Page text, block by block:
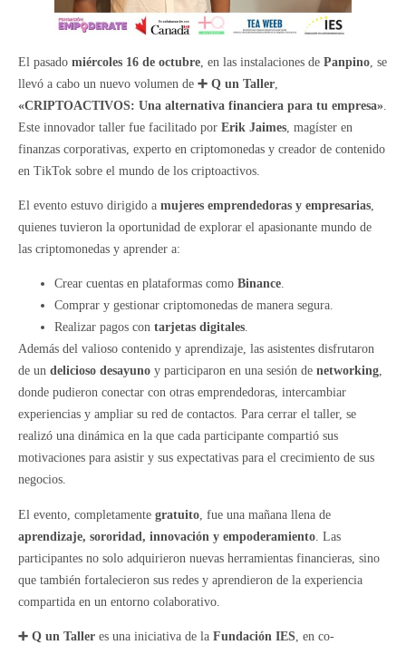
El pasado miércoles 16 de octubre , en las instalaciones de Panpino , se
llevó a cabo un nuevo volumen de ➕ Q un Taller
«CRIPTOACTIVOS: Una alternativa financiera para tu empresa»
Este innovador taller fue facilitado por Erik Jaimes , magíster en
finanzas corporativas, experto en criptomonedas y creador de contenido
en TikTok sobre el mundo de los criptoactivos.
El evento estuvo dirigido a mujeres emprendedoras y empresarias
quienes tuvieron la oportunidad de explorar el apasionante mundo de
las criptomonedas y aprender a:
Crear cuentas en plataformas como Binance.
Comprar y gestionar criptomonedas de manera segura.
Realizar pagos con tarjetas digitales.
Además del valioso contenido y aprendizaje, las asistentes disfrutaron
de un delicioso desayuno y participaron en una sesión de networking,
donde pudieron conectar con otras emprendedoras, intercambiar
experiencias y ampliar su red de contactos. Para cerrar el taller, se
realizó una dinámica en la que cada participante compartió sus
motivaciones para asistir y sus expectativas para el crecimiento de sus
negocios.
El evento, completamente gratuito , fue una mañana llena de
aprendizaje, sororidad, innovación y empoderamiento . Las
participantes no solo adquirieron nuevas herramientas financieras, sino
que también fortalecieron sus redes y aprendieron de la experiencia
compartida en un entorno colaborativo.
➕ Q un Taller es una iniciativa de la Fundación IES, en co-